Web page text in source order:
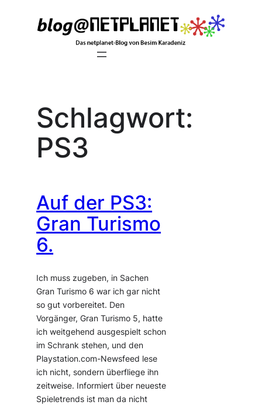
Schlagwort:
PS3
Auf der PS3:
Gran Turismo
6.
Ich muss zugeben, in Sachen
Gran Turismo 6 war ich gar nicht
so gut vorbereitet. Den
Vorgänger, Gran Turismo 5, hatte
ich weitgehend ausgespielt schon
im Schrank stehen, und den
Playstation.com-Newsfeed lese
ich nicht, sondern überfliege ihn
zeitweise. Informiert über neueste
Spieletrends ist man da nicht